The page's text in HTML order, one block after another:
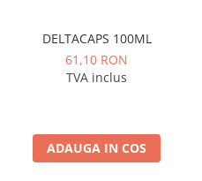
DELTACAPS 100ML
61,10 RON
TVA inclus
ADAUGA IN COS